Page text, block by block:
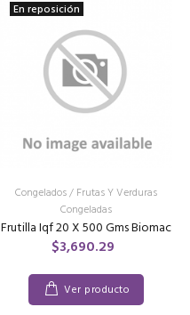
En reposición
Congelados/ Frutas Y Verduras
Congeladas
Frutilla Iqf 20 X 500 Gms Biomac
$3,690.29
Ver producto